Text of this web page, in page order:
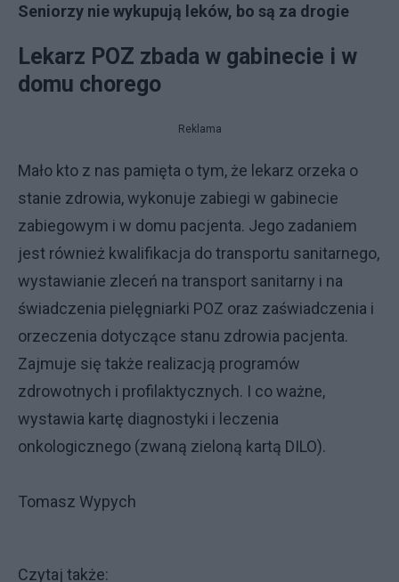
Seniorzy nie wykupują leków, bo są za drogie
Lekarz POZ zbada w gabinecie i w
domu chorego
Reklama
Mało kto z nas pamięta o tym, że lekarz orzeka o
stanie zdrowia, wykonuje zabiegi w gabinecie
zabiegowym i w domu pacjenta. Jego zadaniem
jest również kwalifikacja do transportu sanitarnego,
wystawianie zleceń na transport sanitarny i na
świadczenia pielęgniarki POZ oraz zaświadczenia i
orzeczenia dotyczące stanu zdrowia pacjenta.
Zajmuje się także realizacją programów
zdrowotnych i profilaktycznych. I co ważne,
wystawia kartę diagnostyki i leczenia
onkologicznego (zwaną zieloną kartą DILO).
Tomasz Wypych
Czytaj także: